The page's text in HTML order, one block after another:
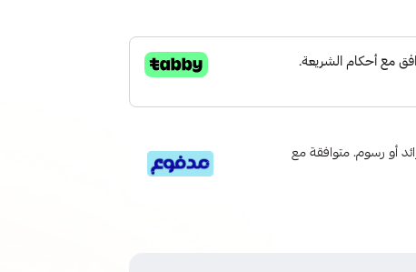
6 دفعات، بدون فوائد أو رسوم. متوافقة مع